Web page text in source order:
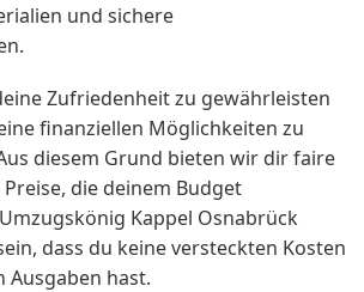
und sichere
Zufriedenheit zu gewährleisten
finanziellen Möglichkeiten zu
diesem Grund bieten wir dir faire
die deinem Budget
Kappel Osnabrück
dass du keine versteckten Kosten
hast.